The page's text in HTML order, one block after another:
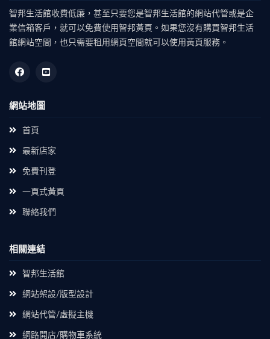
智邦生活館收費低廉，甚至只要您是智邦生活館的網站代管或是企
業信箱客戶，就可以免費使用智邦黃頁。如果您沒有購買智邦生活
館網站空間，也只需要租用網頁空間就可以使用黃頁服務。
網站地圖
首頁
最新店家
免費刊登
一頁式黃頁
聯絡我們
相關連結
智邦生活館
網站架設/版型設計
網站代管/虛擬主機
網路開店/購物車系統